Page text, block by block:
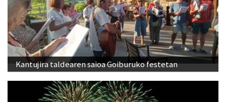
Kantujira taldearen saioa Goiburuko festetan